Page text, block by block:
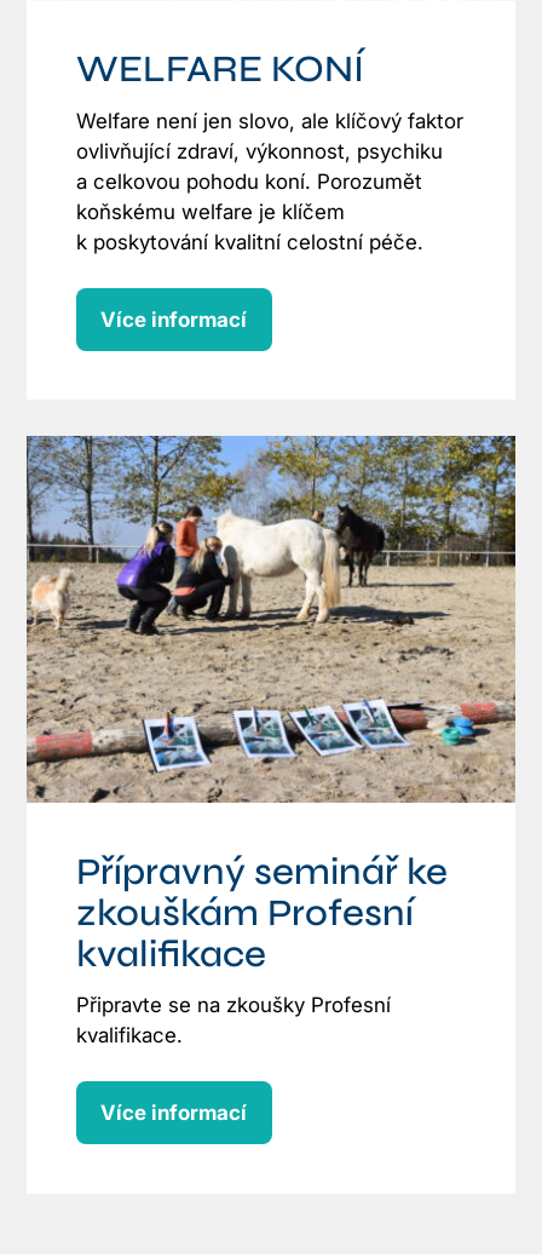
WELFARE KONÍ
Welfare není jen slovo, ale klíčový faktor
ovlivňující zdraví, výkonnost, psychiku
a celkovou pohodu koní. Porozumět
koňskému welfare je klíčem
k poskytování kvalitní celostní péče.
Více informací
Přípravný seminář ke
zkouškám Profesní
kvalifikace
Připravte se na zkoušky Profesní
kvalifikace.
Více informací